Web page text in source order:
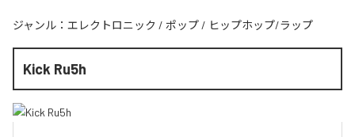
ジャンル： エレクトロニック / ポップ / ヒップホップ/ラップ
Kick Ru5h